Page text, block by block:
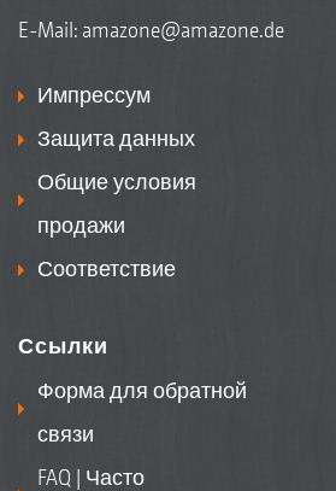
E-Mail: amazone@amazone.de
Импрессум
Защита данных
Общие условия
продажи
Соответствие
Ссылки
Форма для обратной
связи
FAQ | Часто